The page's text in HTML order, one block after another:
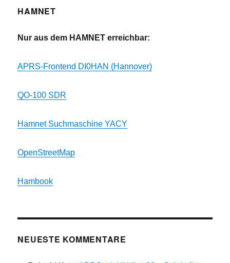
HAMNET
Nur aus dem HAMNET erreichbar:
APRS-Frontend DI0HAN (Hannover)
QO-100 SDR
Hamnet Suchmaschine YACY
OpenStreetMap
Hambook
NEUESTE KOMMENTARE